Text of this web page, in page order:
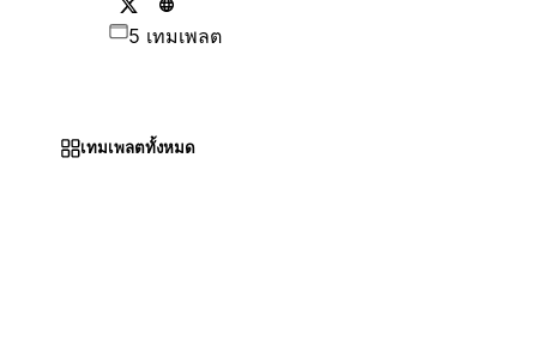
5 เทมเพลต
เทมเพลตทั้งหมด